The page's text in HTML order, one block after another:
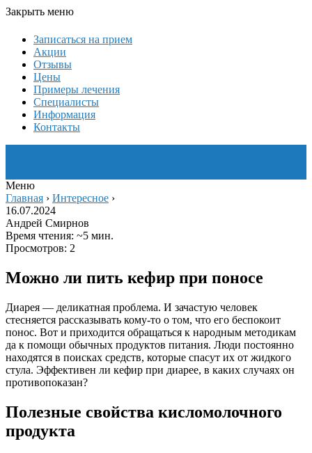
Закрыть меню
Записаться на прием
Акции
Отзывы
Цены
Примеры лечения
Специалисты
Информация
Контакты
Меню
Главная › Интересное ›
16.07.2024
Андрей Смирнов
Время чтения: ~5 мин.
Просмотров: 2
Можно ли пить кефир при поносе
Диарея — деликатная проблема. И зачастую человек
стесняется рассказывать кому-то о том, что его беспокоит
понос. Вот и приходится обращаться к народным методикам
да к помощи обычных продуктов питания. Люди постоянно
находятся в поисках средств, которые спасут их от жидкого
стула. Эффективен ли кефир при диарее, в каких случаях он
противопоказан?
Полезные свойства кисломолочного
продукта